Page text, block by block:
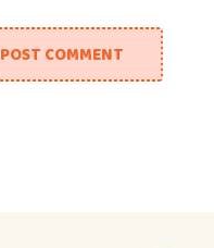
POST COMMENT